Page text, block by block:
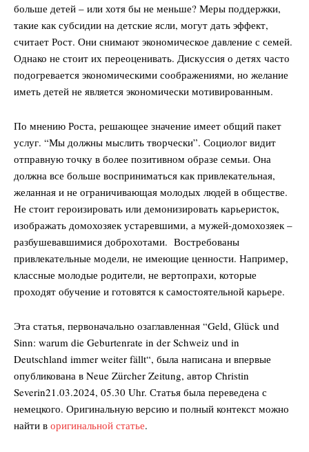
Контакты
Планы подписки
Мой аккаунт
Impressum
Privacy Policy
больше детей – или хотя бы не меньше? Меры поддержки,
такие как субсидии на детские ясли, могут дать эффект,
считает Рост. Они снимают экономическое давление с семей.
Однако не стоит их переоценивать. Дискуссия о детях часто
подогревается экономическими соображениями, но желание
иметь детей не является экономически мотивированным.
По мнению Роста, решающее значение имеет общий пакет
услуг. “Мы должны мыслить творчески”. Социолог видит
отправную точку в более позитивном образе семьи. Она
должна все больше восприниматься как привлекательная,
желанная и не ограничивающая молодых людей в обществе.
Не стоит героизировать или демонизировать карьеристок,
изображать домохозяек устаревшими, а мужей-домохозяек –
разбушевавшимися доброхотами. Востребованы
привлекательные модели, не имеющие ценности. Например,
классные молодые родители, не вертопрахи, которые
проходят обучение и готовятся к самостоятельной карьере.
Эта статья, первоначально озаглавленная “Geld, Glück und
Sinn: warum die Geburtenrate in der Schweiz und in
Deutschland immer weiter fällt“, была написана и впервые
опубликована в Neue Zürcher Zeitung, автор Christin
Severin21.03.2024, 05.30 Uhr. Статья была переведена с
немецкого. Оригинальную версию и полный контекст можно
найти в оригинальной статье.